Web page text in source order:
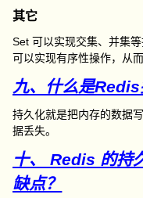
其它
Set 可以实现交集、并集
可以实现有序性操作，从
九、什么是Redis
持久化就是把内存的数据
据丢失。
十、 Redis 的持
缺点？